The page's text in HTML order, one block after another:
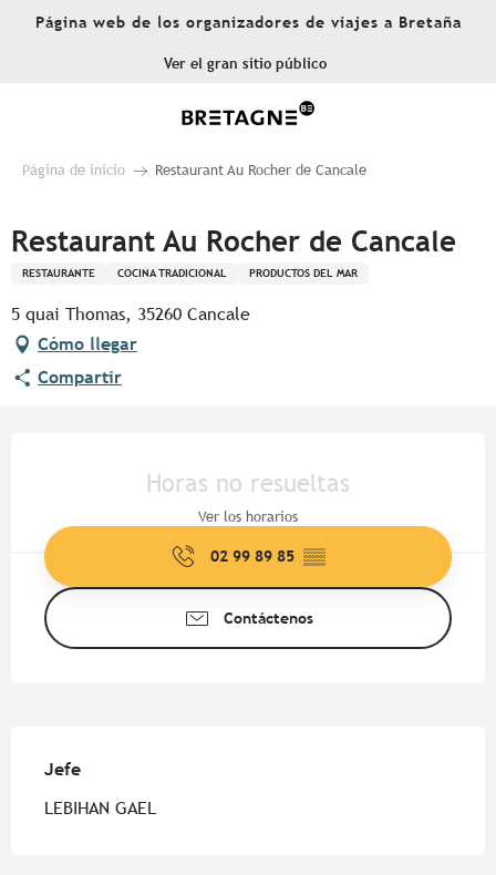
AllerPágina web de los organizadores de viajes a Bretaña
Ver el gran sitio público
Página de inicio Restaurant Au Rocher de Cancale
Restaurant Au Rocher de Cancale
RESTAURANTE COCINA TRADICIONAL PRODUCTOS DEL MAR
5 quai Thomas, 35260 Cancale
Cómo llegar
Compartir
Horas no resueltas
Ver los horarios
02 99 89 85 ▒▒
Contáctenos
Jefe
Jefe
LEBIHAN GAEL